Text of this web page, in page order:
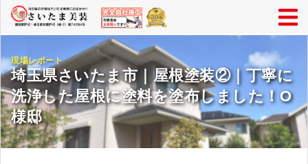
現場レポート
埼玉県さいたま市｜屋根塗装②｜丁寧に
洗浄した屋根に塗料を塗布しました！O
様邸